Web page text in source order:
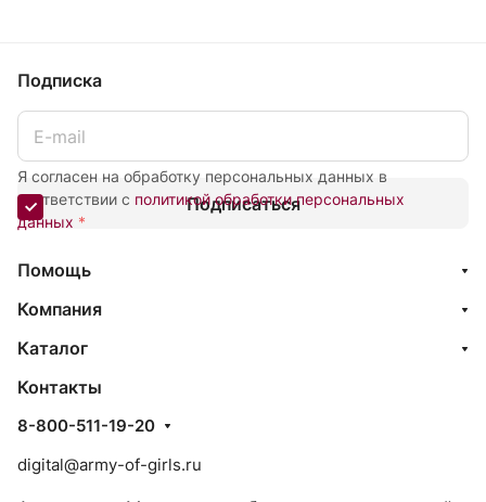
Подписка
Я согласен на обработку персональных данных в
соответствии с политикой обработки персональных
данных *
Подписаться
Помощь
Компания
Каталог
Контакты
8-800-511-19-20
digital@army-of-girls.ru